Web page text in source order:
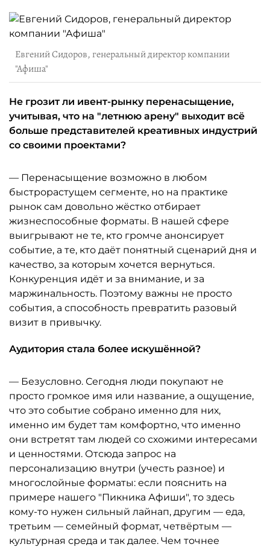
Евгений Сидоров, генеральный директор компании
"Афиша"
Не грозит ли ивент-рынку перенасыщение,
учитывая, что на "летнюю арену" выходит всё
больше представителей креативных индустрий
со своими проектами?
— Перенасыщение возможно в любом
быстрорастущем сегменте, но на практике
рынок сам довольно жёстко отбирает
жизнеспособные форматы. В нашей сфере
выигрывают не те, кто громче анонсирует
событие, а те, кто даёт понятный сценарий дня и
качество, за которым хочется вернуться.
Конкуренция идёт и за внимание, и за
маржинальность. Поэтому важны не просто
события, а способность превратить разовый
визит в привычку.
Аудитория стала более искушённой?
— Безусловно. Сегодня люди покупают не
просто громкое имя или название, а ощущение,
что это событие собрано именно для них,
именно им будет там комфортно, что именно
они встретят там людей со схожими интересами
и ценностями. Отсюда запрос на
персонализацию внутри (учесть разное) и
многослойные форматы: если пояснить на
примере нашего "Пикника Афиши", то здесь
кому-то нужен сильный лайнап, другим — еда,
третьим — семейный формат, четвёртым —
культурная среда и так далее. Чем точнее